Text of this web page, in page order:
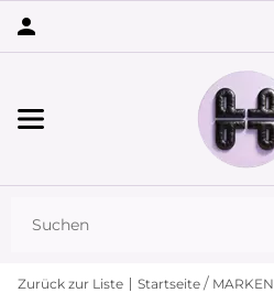
Zurück zur Liste Startseite MARKEN